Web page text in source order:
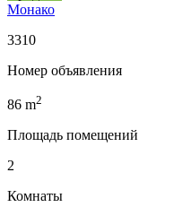
Монако
3310
Номер объявления
86 m2
Площадь помещений
2
Комнаты